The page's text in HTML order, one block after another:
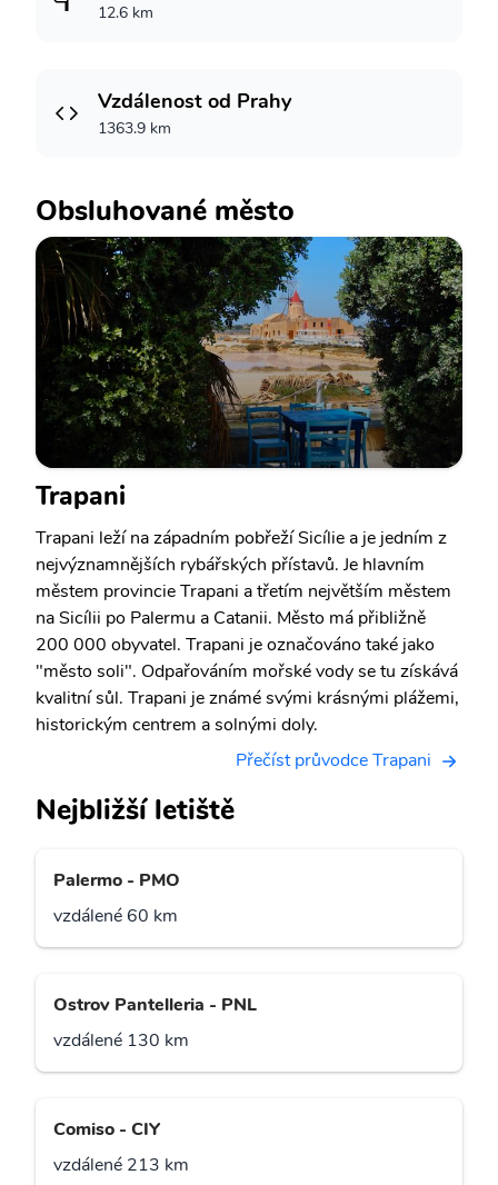
12.6 km
Vzdálenost od Prahy
1363.9 km
Obsluhované město
Trapani
Trapani leží na západním pobřeží Sicílie a je jedním z
nejvýznamnějších rybářských přístavů. Je hlavním
městem provincie Trapani a třetím největším městem
na Sicílii po Palermu a Catanii. Město má přibližně
200 000 obyvatel. Trapani je označováno také jako
"město soli". Odpařováním mořské vody se tu získává
kvalitní sůl. Trapani je známé svými krásnými plážemi,
historickým centrem a solnými doly.
Přečíst průvodce Trapani
Nejbližší letiště
Palermo - PMO
vzdálené 60 km
Ostrov Pantelleria - PNL
vzdálené 130 km
Comiso - CIY
vzdálené 213 km